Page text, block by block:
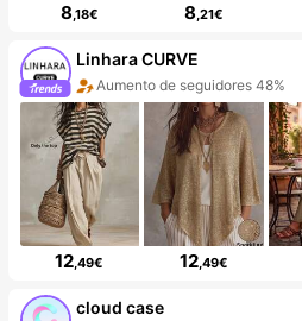
8,18€ 8,21€
Linhara CURVE
Aumento de seguidores 48%
12,49€ 12,49€
cloud case